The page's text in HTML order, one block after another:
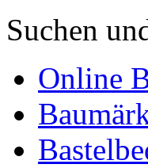
Suchen
Online